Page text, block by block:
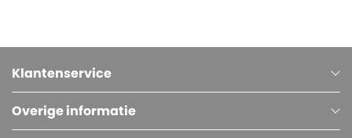
Klantenservice
Overige informatie